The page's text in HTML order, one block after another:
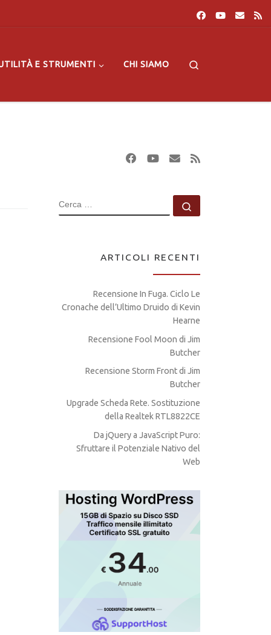
E STRUMENTI CHI SIAMO
CERCA
ARTICOLI RECENTI
Recensione In Fuga. Ciclo Le
Cronache dell’Ultimo Druido di Kevin
Hearne
Recensione Fool Moon di Jim
Butcher
Recensione Storm Front di Jim
Butcher
Upgrade Scheda Rete. Sostituzione
della Realtek RTL8822CE
Da jQuery a JavaScript Puro:
Sfruttare il Potenziale Nativo del
Web